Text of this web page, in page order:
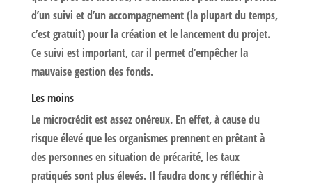
d’un suivi et d’un accompagnement (la plupart du temps,
c’est gratuit) pour la création et le lancement du projet.
Ce suivi est important, car il permet d’empêcher la
mauvaise gestion des fonds.
Les moins
Le microcrédit est assez onéreux. En effet, à cause du
risque élevé que les organismes prennent en prêtant à
des personnes en situation de précarité, les taux
pratiqués sont plus élevés. Il faudra donc y réfléchir à